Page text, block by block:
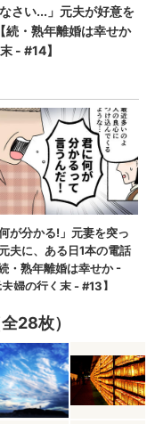
28枚）